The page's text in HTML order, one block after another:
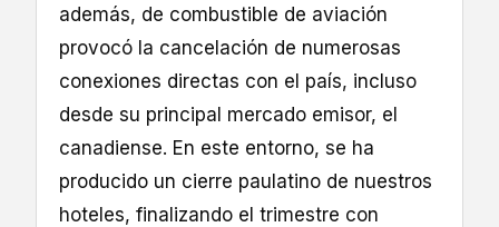
además, de combustible de aviación
provocó la cancelación de numerosas
conexiones directas con el país, incluso
desde su principal mercado emisor, el
canadiense. En este entorno, se ha
producido un cierre paulatino de nuestros
hoteles, finalizando el trimestre con